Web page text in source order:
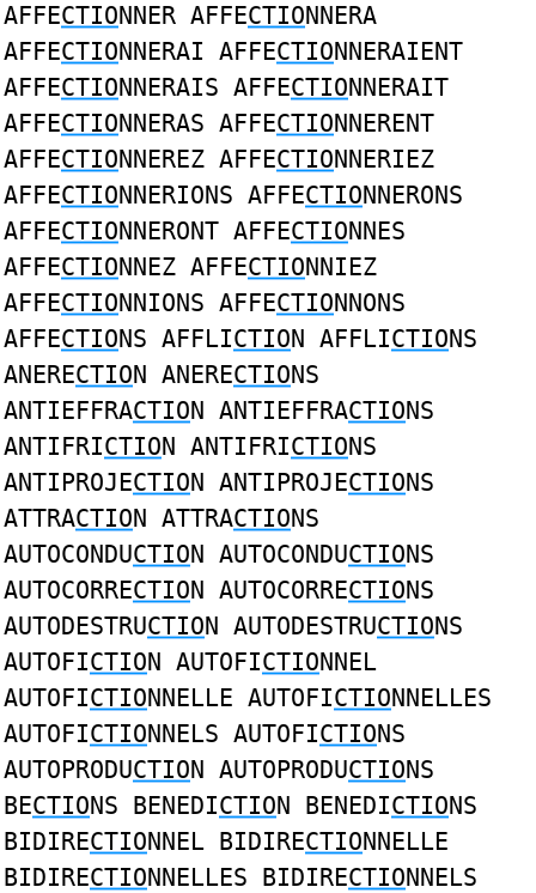
AFFECTIONNER AFFECTIONNERA
AFFECTIONNERAI AFFECTIONNERAIENT
AFFECTIONNERAIS AFFECTIONNERAIT
AFFECTIONNERAS AFFECTIONNERENT
AFFECTIONNEREZ AFFECTIONNERIEZ
AFFECTIONNERIONS AFFECTIONNERONS
AFFECTIONNERONT AFFECTIONNES
AFFECTIONNEZ AFFECTIONNIEZ
AFFECTIONNIONS AFFECTIONNONS
AFFECTIONS AFFLICTION AFFLICTIONS
ANERECTION ANERECTIONS
ANTIEFFRACTION ANTIEFFRACTIONS
ANTIFRICTION ANTIFRICTIONS
ANTIPROJECTION ANTIPROJECTIONS
ATTRACTION ATTRACTIONS
AUTOCONDUCTION AUTOCONDUCTIONS
AUTOCORRECTION AUTOCORRECTIONS
AUTODESTRUCTION AUTODESTRUCTIONS
AUTOFICTION AUTOFICTIONNEL
AUTOFICTIONNELLE AUTOFICTIONNELLES
AUTOFICTIONNELS AUTOFICTIONS
AUTOPRODUCTION AUTOPRODUCTIONS
BECTIONS BENEDICTION BENEDICTIONS
BIDIRECTIONNEL BIDIRECTIONNELLE
BIDIRECTIONNELLES BIDIRECTIONNELS